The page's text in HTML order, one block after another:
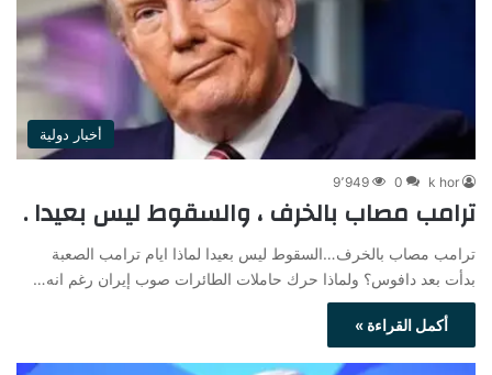
أخبار دولية
k hor
0 9٬949
ترامب مصاب بالخرف ، والسقوط ليس بعيدا .
ترامب مصاب بالخرف…السقوط ليس بعيدا لماذا ايام ترامب الصعبة
بدأت بعد دافوس؟ ولماذا حرك حاملات الطائرات صوب إيران رغم انه…
أكمل القراءة »